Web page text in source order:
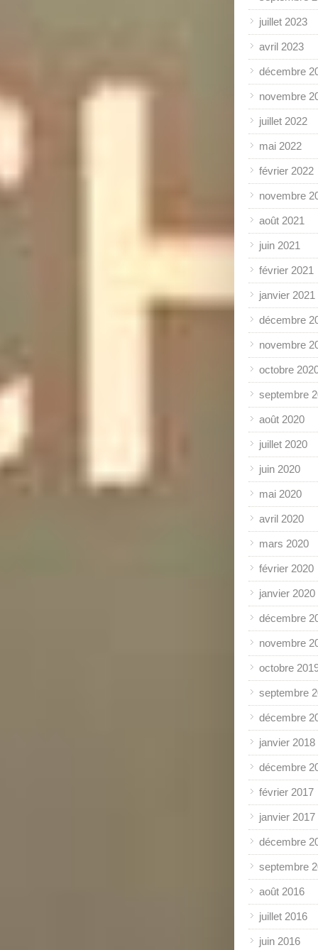
juillet 2023
avril 2023
décembre
novembre
juillet 2022
mai 2022
février 2022
novembre
août 2021
juin 2021
février 2021
janvier 2021
décembre
novembre
octobre
septembre
août 2020
juillet 2020
juin 2020
mai 2020
avril 2020
mars 2020
février 2020
janvier 2020
décembre
novembre
octobre
septembre
décembre
janvier 2018
décembre
février 2017
janvier 2017
décembre
septembre
août 2016
juillet 2016
juin 2016